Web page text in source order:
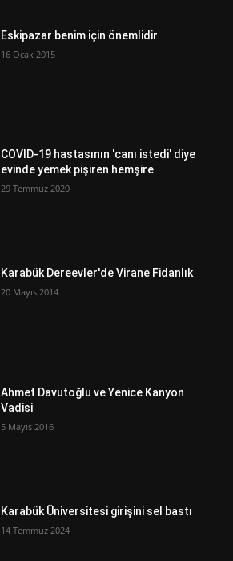
Eskipazar benim için önemlidir
16 Ocak 2015
COVID-19 hastasının 'canı istedi' diye
evinde yemek pişiren hemşire
29 Temmuz 2020
Karabük Dereevler'de Virane Fidanlık
20 Mayıs 2014
Ahmet Davutoğlu ve Yenice Kanyon
Vadisi
5 Mayıs 2016
Karabük Üniversitesi girişini sel bastı
14 Temmuz 2024